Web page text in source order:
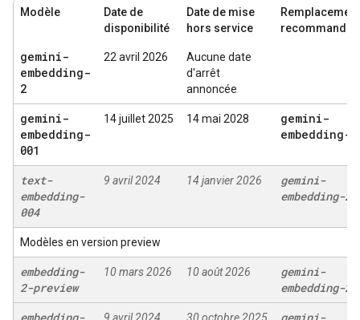
Modèle
Date de
disponibilité
Date de mise
hors service
Remplacement
recommandé
gemini-
embedding-
2
22 avril 2026
Aucune date
d'arrêt
annoncée
gemini-
embedding-
001
14 juillet 2025 14 mai 2028
gemini-
embedding-2
text-
embedding-
004
9 avril 2024 14 janvier 2026
gemini-
embedding-2
Modèles en version preview
embedding-
2-preview
10 mars 2026 10 août 2026
gemini-
embedding-2